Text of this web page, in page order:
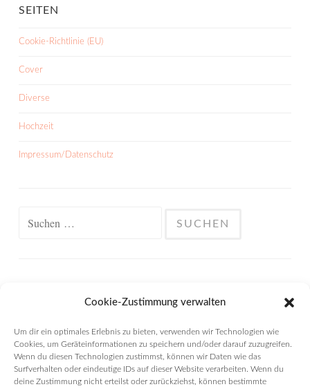
Cookie-Zustimmung verwalten
Um dir ein optimales Erlebnis zu bieten, verwenden wir Technologien wie
Cookies, um Geräteinformationen zu speichern und/oder darauf zuzugreifen.
Wenn du diesen Technologien zustimmst, können wir Daten wie das
Surfverhalten oder eindeutige IDs auf dieser Website verarbeiten. Wenn du
deine Zustimmung nicht erteilst oder zurückziehst, können bestimmte
SEITEN
Cookie-Richtlinie (EU)
Cover
Diverse
Hochzeit
Impressum/Datenschutz
Eintrags-Feed
Kommentar-Feed